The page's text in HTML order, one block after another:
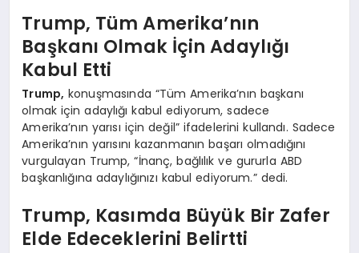
Trump, Tüm Amerika’nın
Başkanı Olmak İçin Adaylığı
Kabul Etti
Trump, konuşmasında “Tüm Amerika’nın başkanı
olmak için adaylığı kabul ediyorum, sadece
Amerika’nın yarısı için değil” ifadelerini kullandı. Sadece
Amerika’nın yarısını kazanmanın başarı olmadığını
vurgulayan Trump, “İnanç, bağlılık ve gururla ABD
başkanlığına adaylığınızı kabul ediyorum.” dedi.
Trump, Kasımda Büyük Bir Zafer
Elde Edeceklerini Belirtti